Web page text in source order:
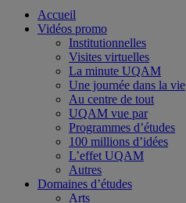
Accueil
Vidéos promo
Institutionnelles
Visites virtuelles
La minute UQAM
Une journée dans la vie
Au centre de tout
UQAM vue par
Programmes d’études
100 millions d’idées
L’effet UQAM
Autres
Domaines d’études
Arts